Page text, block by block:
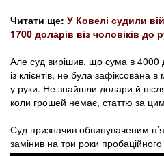
Читати ще: У Ковелі судили
1700 доларів віз чоловіків до
Але суд вирішив, що сума в 4000
із клієнтів, не була зафіксована
у руки. Не знайшли долари й
коли грошей немає, статтю за
Суд призначив обвинуваченим
замінив на три роки